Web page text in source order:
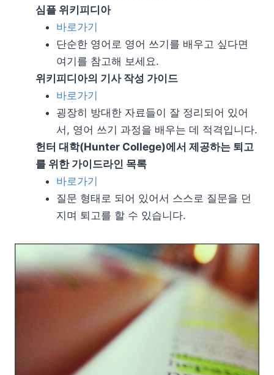
심플 위키피디아
바로가기
단순한 영어로 영어 쓰기를 배우고 싶다면
여기를 참고해 보세요.
위키피디아의 기사 작성 가이드
바로가기
굉장히 방대한 자료들이 잘 정리되어 있어
서, 영어 쓰기 과정을 배우는 데 적격입니다.
헌터 대학(Hunter College)에서 제공하는 퇴고
를 위한 가이드라인 목록
바로가기
질문 형태로 되어 있어서 스스로 질문을 던
지며 퇴고를 할 수 있습니다.